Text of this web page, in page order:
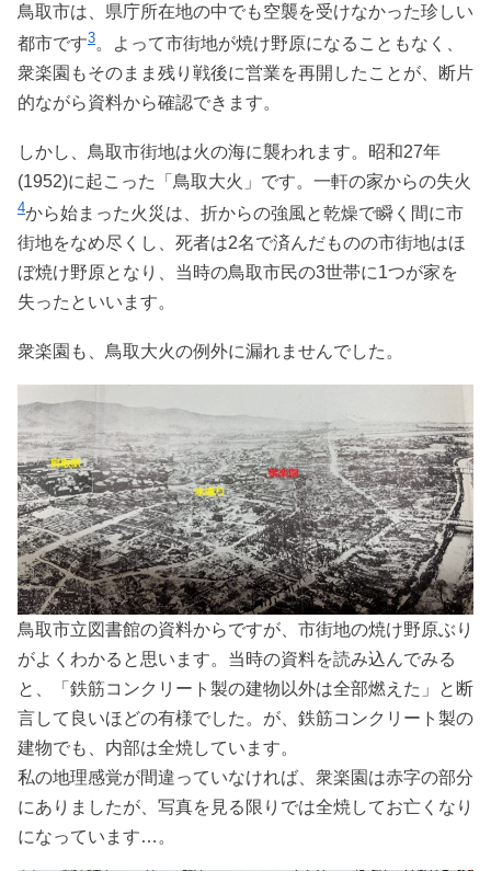
鳥取市は、県庁所在地の中でも空襲を受けなかった珍しい
都市です3。よって市街地が焼け野原になることもなく、
衆楽園もそのまま残り戦後に営業を再開したことが、断片
的ながら資料から確認できます。
しかし、鳥取市街地は火の海に襲われます。昭和27年
(1952)に起こった「鳥取大火」です。一軒の家からの失火
4から始まった火災は、折からの強風と乾燥で瞬く間に市
街地をなめ尽くし、死者は2名で済んだものの市街地はほ
ぼ焼け野原となり、当時の鳥取市民の3世帯に1つが家を
失ったといいます。
衆楽園も、鳥取大火の例外に漏れませんでした。
鳥取市立図書館の資料からですが、市街地の焼け野原ぶり
がよくわかると思います。当時の資料を読み込んでみる
と、「鉄筋コンクリート製の建物以外は全部燃えた」と断
言して良いほどの有様でした。が、鉄筋コンクリート製の
建物でも、内部は全焼しています。
私の地理感覚が間違っていなければ、衆楽園は赤字の部分
にありましたが、写真を見る限りでは全焼してお亡くなり
になっています…。